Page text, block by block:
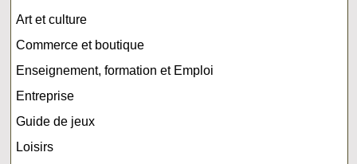
Art et culture
Commerce et boutique
Enseignement, formation et Emploi
Entreprise
Guide de jeux
Loisirs